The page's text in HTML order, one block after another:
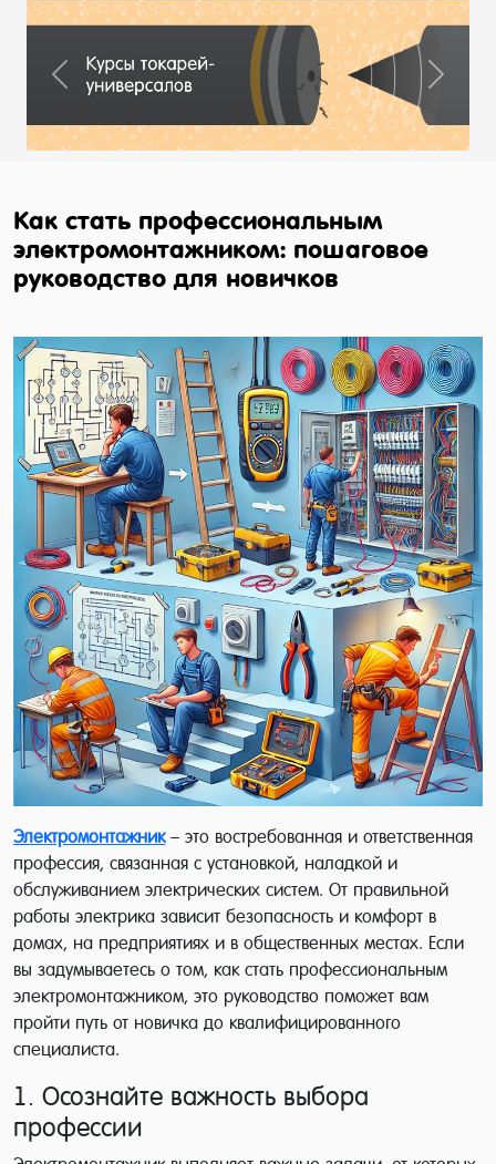
Previous Next
Как стать профессиональным
электромонтажником: пошаговое
руководство для новичков
Электромонтажник– это востребованная и ответственная
профессия, связанная с установкой, наладкой и
обслуживанием электрических систем. От правильной
работы электрика зависит безопасность и комфорт в
домах, на предприятиях и в общественных местах. Если
вы задумываетесь о том, как стать профессиональным
электромонтажником, это руководство поможет вам
пройти путь от новичка до квалифицированного
специалиста.
1. Осознайте важность выбора
профессии